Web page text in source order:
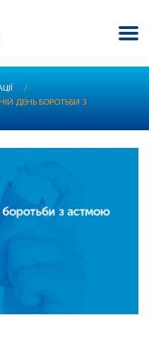
/
ДЕНЬ БОРОТЬБИ З